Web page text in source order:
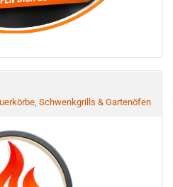
Schwenkgrills & Gartenöfen